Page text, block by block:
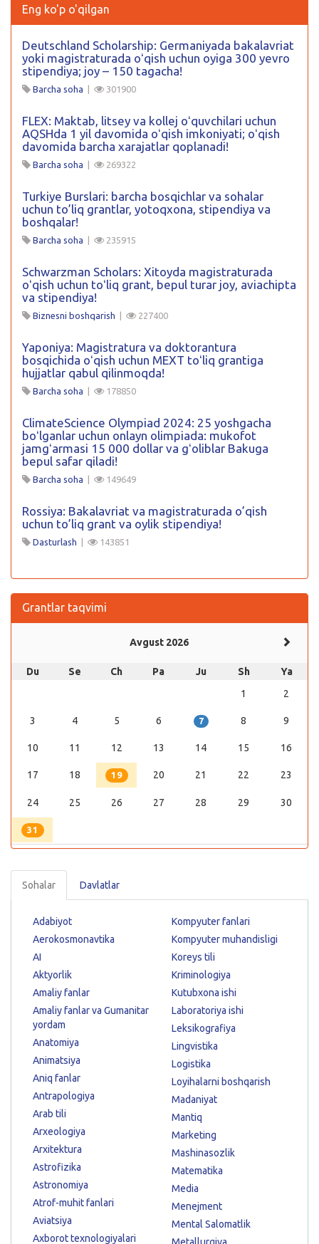
Eng ko'p o'qilgan
Deutschland Scholarship: Germaniyada bakalavriat
yoki magistraturada oʻqish uchun oyiga 300 yevro
stipendiya; joy – 150 tagacha!
Barcha soha | 301900
FLEX: Maktab, litsey va kollej oʻquvchilari uchun
AQSHda 1 yil davomida oʻqish imkoniyati; oʻqish
davomida barcha xarajatlar qoplanadi!
Barcha soha | 269322
Turkiye Burslari: barcha bosqichlar va sohalar
uchun to’liq grantlar, yotoqxona, stipendiya va
boshqalar!
Barcha soha | 235915
Schwarzman Scholars: Xitoyda magistraturada
oʻqish uchun toʻliq grant, bepul turar joy, aviachipta
va stipendiya!
Biznesni boshqarish | 227400
Yaponiya: Magistratura va doktorantura
bosqichida oʻqish uchun MEXT toʻliq grantiga
hujjatlar qabul qilinmoqda!
Barcha soha | 178850
ClimateScience Olympiad 2024: 25 yoshgacha
boʻlganlar uchun onlayn olimpiada: mukofot
jamgʻarmasi 15 000 dollar va gʻoliblar Bakuga
bepul safar qiladi!
Barcha soha | 149649
Rossiya: Bakalavriat va magistraturada o’qish
uchun to’liq grant va oylik stipendiya!
Dasturlash | 143851
Grantlar taqvimi
Avgust 2026
Du Se Ch Pa Ju Sh
Ya
1
2
3 4 5 6 7 8 9
10 11 12 13 14 15 16
17 18 19 20 21 22 23
24 25 26 27 28 29 30
31
Sohalar Davlatlar
Adabiyot
Aerokosmonavtika
AI
Aktyorlik
Amaliy fanlar
Amaliy fanlar va Gumanitar
yordam
Anatomiya
Animatsiya
Aniq fanlar
Antrapologiya
Arab tili
Arxeologiya
Arxitektura
Astrofizika
Astronomiya
Atrof-muhit fanlari
Aviatsiya
Axborot texnologiyalari
Kompyuter fanlari
Kompyuter muhandisligi
Koreys tili
Kriminologiya
Kutubxona ishi
Laboratoriya ishi
Leksikografiya
Lingvistika
Logistika
Loyihalarni boshqarish
Madaniyat
Mantiq
Marketing
Mashinasozlik
Matematika
Media
Menejment
Mental Salomatlik